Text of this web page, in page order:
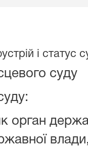
і статус
суду
орган